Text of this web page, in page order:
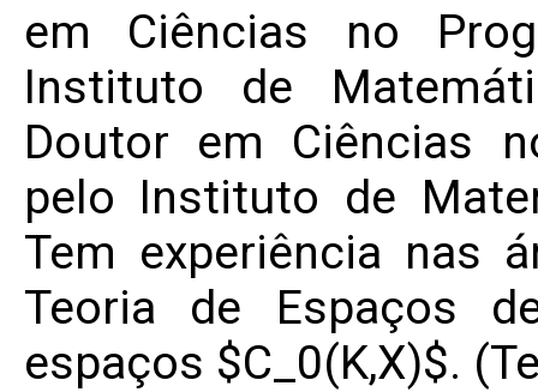
em Ciências no
Instituto de
Doutor em Ciências
pelo Instituto de
Tem experiência nas
Teoria de Espaços
espaços $C_0(K,X)$.